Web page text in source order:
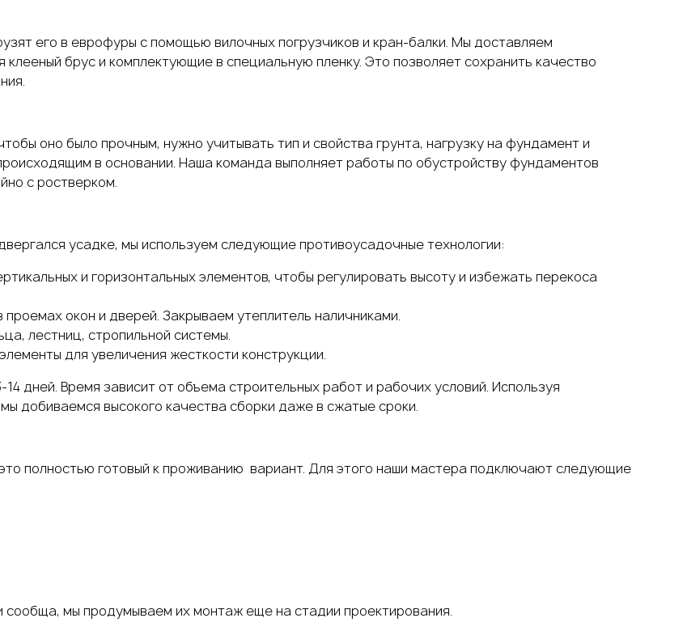
его в еврофуры с помощью вилочных погрузчиков и кран-балки. Мы доставляем
брус и комплектующие в специальную пленку. Это позволяет сохранить качество
оно было прочным, нужно учитывать тип и свойства грунта, нагрузку на фундамент и
в основании. Наша команда выполняет работы по обустройству фундаментов
с ростверком.
усадке, мы используем следующие противоусадочные технологии:
и горизонтальных элементов, чтобы регулировать высоту и избежать перекоса
окон и дверей. Закрываем утеплитель наличниками.
лестниц, стропильной системы.
для увеличения жесткости конструкции.
14 дней. Время зависит от объема строительных работи рабочих условий. Используя
добиваемся высокого качества сборки даже в сжатые сроки.
полностью готовый к проживанию вариант. Для этого наши мастера подключают следующие
мы продумываем их монтаж еще на стадии проектирования.